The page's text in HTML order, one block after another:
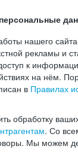
нашего
рекламы и
к
на нём.
в Правилах
обработку
. Со
Мы можем